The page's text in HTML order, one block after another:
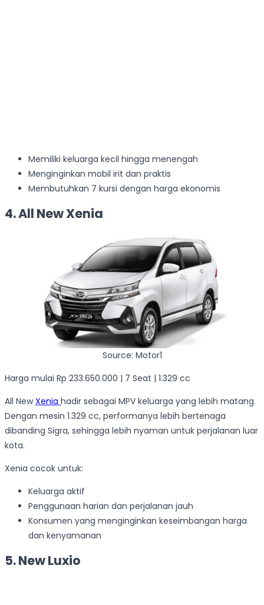
Memiliki keluarga kecil hingga menengah
Menginginkan mobil irit dan praktis
Membutuhkan 7 kursi dengan harga ekonomis
4. All New Xenia
Source: Motor1
Harga mulai Rp 233.650.000 | 7 Seat | 1.329 cc
All NewXenia hadir sebagai MPV keluarga yang lebih matang.
Dengan mesin 1.329 cc, performanya lebih bertenaga
dibanding Sigra, sehingga lebih nyaman untuk perjalanan luar
kota.
Xenia cocok untuk:
Keluarga aktif
Penggunaan harian dan perjalanan jauh
Konsumen yang menginginkan keseimbangan harga
dan kenyamanan
5. New Luxio